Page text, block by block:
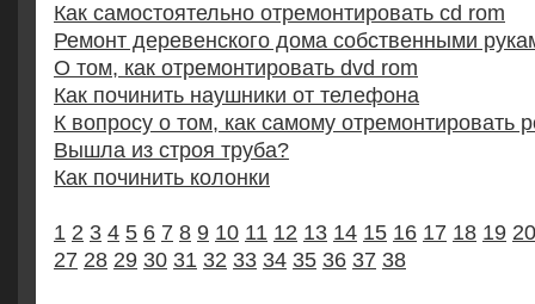
Как самостоятельно отремонтировать cd rom
Ремонт деревенского дома собственными
О том, как отремонтировать dvd rom
Как починить наушники от телефона
К вопросу о том, как самому отремонтировать
Вышла из строя труба?
Как починить колонки
1 2 3 4 5 6 7 8 9 10 11 12 13 14 15 16 17 18 19 20
27 28 29 30 31 32 33 34 35 36 37 38